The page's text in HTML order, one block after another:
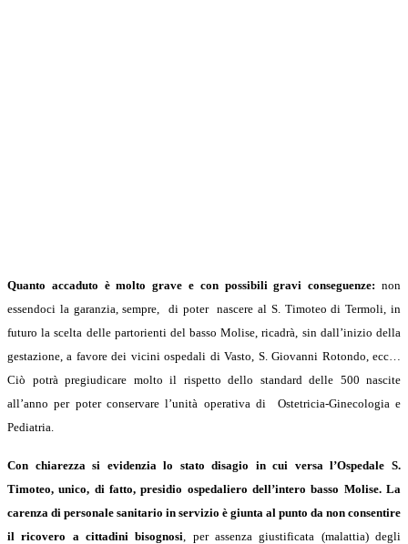
Quanto accaduto è molto grave e con possibili gravi conseguenze: non
essendoci la garanzia, sempre, di poter nascere al S. Timoteo di Termoli, in
futuro la scelta delle partorienti del basso Molise, ricadrà, sin dall’inizio della
gestazione, a favore dei vicini ospedali di Vasto, S. Giovanni Rotondo, ecc…
Ciò potrà pregiudicare molto il rispetto dello standard delle 500 nascite
all’anno per poter conservare l’unità operativa di Ostetricia-Ginecologia e
Pediatria.
Con chiarezza si evidenzia lo stato disagio in cui versa l’Ospedale S.
Timoteo, unico, di fatto, presidio ospedaliero dell’intero basso Molise. La
carenza di personale sanitario in servizio è giunta al punto da non consentire
il ricovero a cittadini bisognosi , per assenza giustificata (malattia) degli